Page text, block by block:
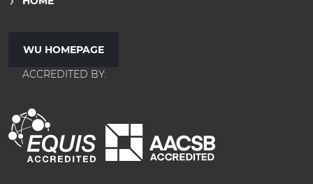
WU HOMEPAGE
ACCREDITED BY: